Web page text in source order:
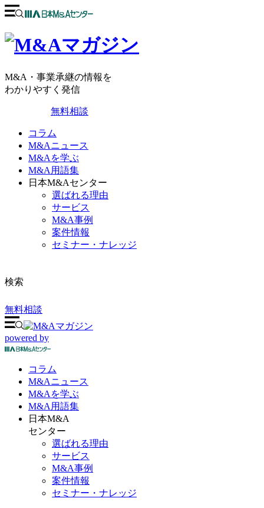
M&A・事業承継の情報を
わかりやすく発信
無料相談
コラム
M&Aニュース
M&Aを学ぶ
M&A用語集
日本M&Aセンター
選ばれる理由
サービス
M&A事例
案件情報
セミナー・ナレッジ
検索
無料相談
powered by
コラム
M&Aニュース
M&Aを学ぶ
M&A 用語集
日本M&A
センター
選ばれる理由
サービス
M&A事例
案件情報
セミナー・ナレッジ